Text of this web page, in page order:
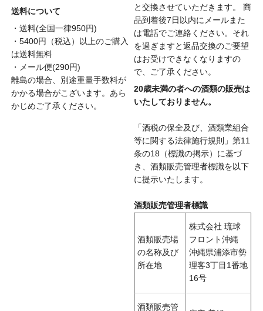
送料について
・送料(全国一律950円)
・5400円（税込）以上のご購入
は送料無料
・メール便(290円)
離島の場合、別途重量手数料が
かかる場合がこざいます。あら
かじめご了承ください。
と交換させていただきます。 商
品到着後7日以内にメールまた
は電話でご連絡ください。それ
を過ぎますと返品交換のご要望
はお受けできなくなりますの
で、ご了承ください。
20歳未満の者への酒類の販売は
いたしておりません。
「酒税の保全及び、酒類業組合
等に関する法律施行規則」第11
条の18（標識の掲示）に基づ
き、酒類販売管理者標識を以下
に提示いたします。
酒類販売管理者標識
酒類販売場
の名称及び
所在地
株式会社 琉球
フロント沖縄
沖縄県浦添市勢
理客3丁目1番地
16号
酒類販売管